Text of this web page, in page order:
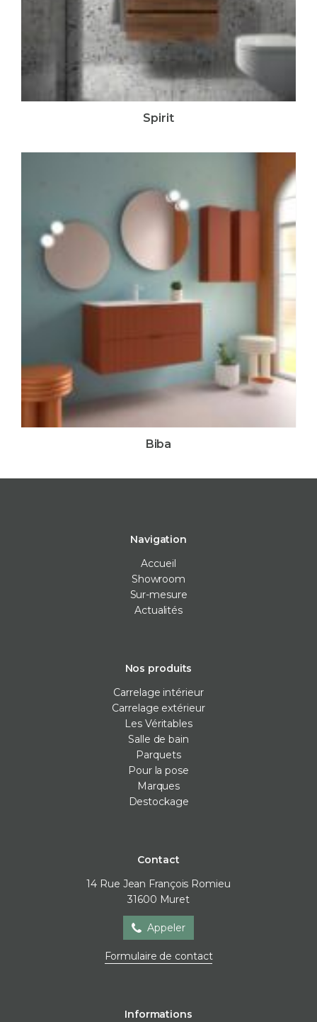
Spirit
Biba
Navigation
Accueil
Showroom
Sur-mesure
Actualités
Nos produits
Carrelage intérieur
Carrelage extérieur
Les Véritables
Salle de bain
Parquets
Pour la pose
Marques
Destockage
Contact
14 Rue Jean François Romieu
31600 Muret
Appeler
Formulaire de contact
Informations